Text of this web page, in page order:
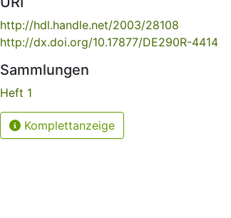
http://hdl.handle.net/2003/28108
http://dx.doi.org/10.17877/DE290R-4414
Sammlungen
Heft 1
Komplettanzeige